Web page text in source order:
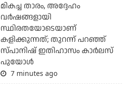
മികച്ച താരം, അദ്ദേഹം
വര്‍ഷങ്ങളായി
സ്ഥിരതയോടെയാണ്
കളിക്കുന്നത്; തുറന്ന് പറഞ്ഞ്
സ്പാനിഷ് ഇതിഹാസം കാര്‍ലസ്
പുയോള്‍
7 minutes ago